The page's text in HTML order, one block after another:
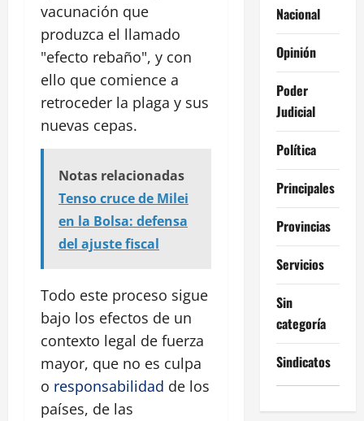
vacunación que
produzca el llamado
"efecto rebaño", y con
ello que comience a
retroceder la plaga y sus
nuevas cepas.
Notas relacionadas
Tenso cruce de Milei
en la Bolsa: defensa
del ajuste fiscal
Todo este proceso sigue
bajo los efectos de un
contexto legal de fuerza
mayor, que no es culpa
o responsabilidad de los
países, de las
Nacional
Opinión
Poder
Judicial
Política
Principales
Provincias
Servicios
Sin
categoría
Sindicatos